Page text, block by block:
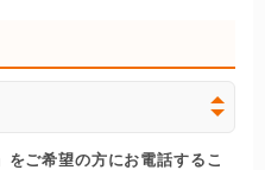
ご希望の方にお電話するこ